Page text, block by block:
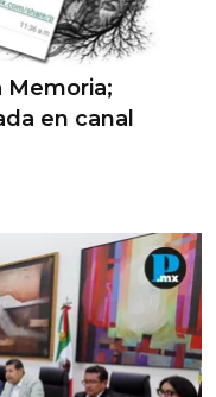
Memoria;
en canal